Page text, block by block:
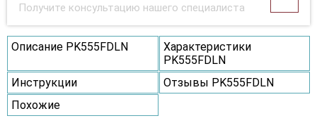
Получите консультацию нашего специалиста
Описание PK555FDLN
Характеристики
PK555FDLN
Инструкции
Отзывы PK555FDLN
Похожие